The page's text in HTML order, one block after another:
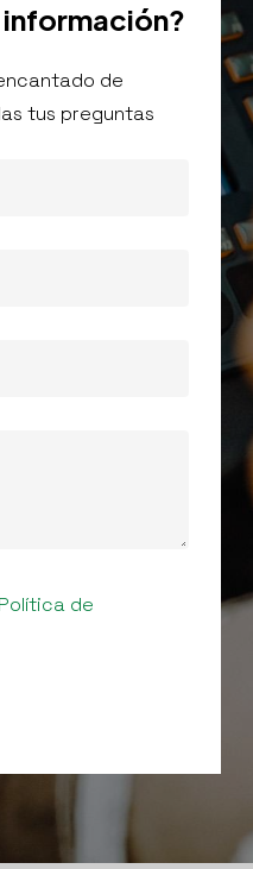
información?
de
tus preguntas
Política de